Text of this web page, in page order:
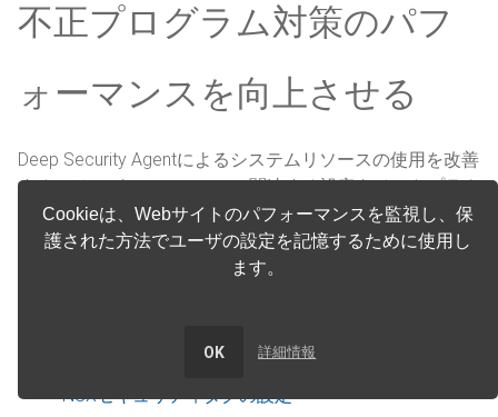
不正プログラム対策のパフ
ォーマンスを向上させる
Deep Security Agentによるシステムリソースの使用を改善
するには、パフォーマンスに関連する設定をベストプラク
ティスに従って最適化します。
ラムファイルを特定する
NSXセキュリティタグの設定
Cookieは、Webサイトのパフォーマンスを監視し、保
護された方法でユーザの設定を記憶するために使用し
ます。
OK 詳細情報